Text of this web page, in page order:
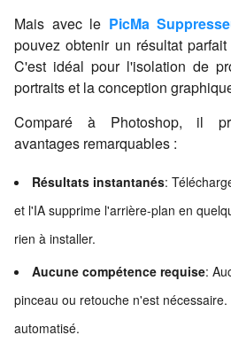
Mais avec le PicMa
pouvez obtenir un résultat
C'est idéal pour l'isolation de
portraits et la conception
Comparé à Photoshop, il
avantages remarquables :
Résultats instantanés:
et l'IA supprime l'arrière-plan en
rien à installer.
Aucune compétence requise:
pinceau ou retouche n'est
automatisé.